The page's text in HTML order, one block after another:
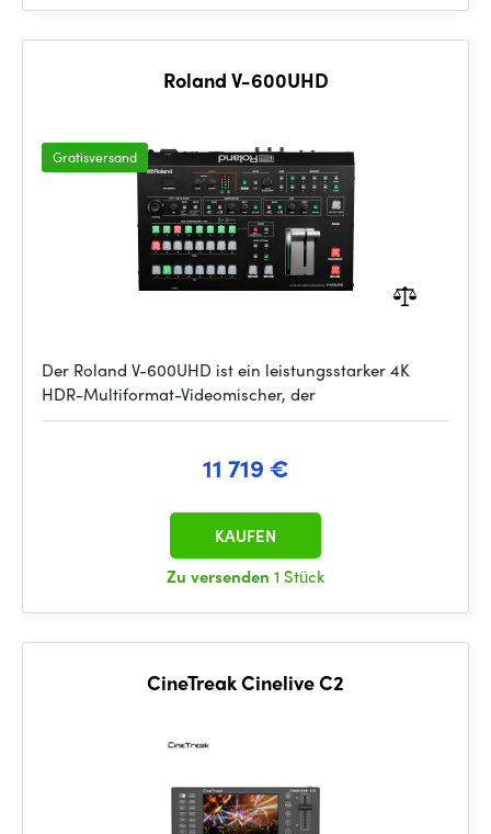
Roland V-600UHD
Gratisversand
Der Roland V-600UHD ist ein leistungsstarker 4K
HDR-Multiformat-Videomischer, der
11 719 €
Zu versenden 1 Stück
KAUFEN
CineTreak Cinelive C2